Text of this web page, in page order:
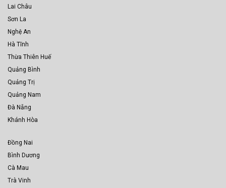
Lai Châu
Sơn La
Nghệ An
Hà Tĩnh
Thừa Thiên Huế
Quảng Bình
Quảng Trị
Quảng Nam
Đà Nẵng
Khánh Hòa
Đồng Nai
Bình Dương
Cà Mau
Trà Vinh